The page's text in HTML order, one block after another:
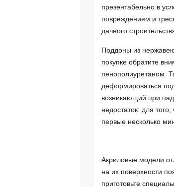
презентабельно в
повреждениям и
дачного
Поддоны из
покупке обратите
пенополиуретаном.
деформироваться
возникающий при
недостаток: для
первые несколько
Акриловые модели
на их поверхности
приготовьте